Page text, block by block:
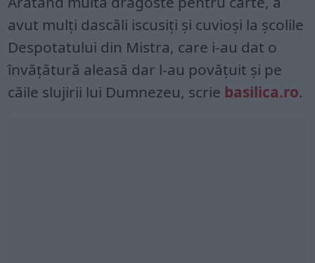
avut mulţi dascăli iscusiţi şi cuvioşi la şcolile
Despotatului din Mistra, care i-au dat o
învăţătură aleasă dar l-au povăţuit şi pe
căile slujirii lui Dumnezeu, scrie basilica.ro.